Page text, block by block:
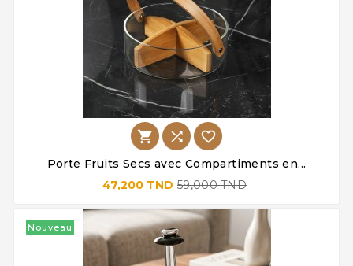
  
Porte Fruits Secs avec Compartiments en...
47,200 TND 59,000 TND
Nouveau